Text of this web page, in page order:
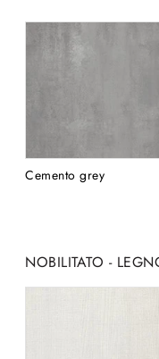
Cemento grey
NOBILITATO -